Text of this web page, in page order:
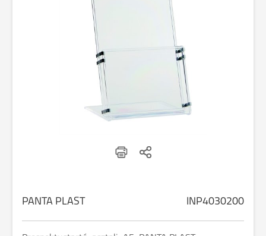
PANTA PLAST INP4030200